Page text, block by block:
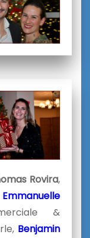
Rovira,
Emmanuelle
&
Benjamin